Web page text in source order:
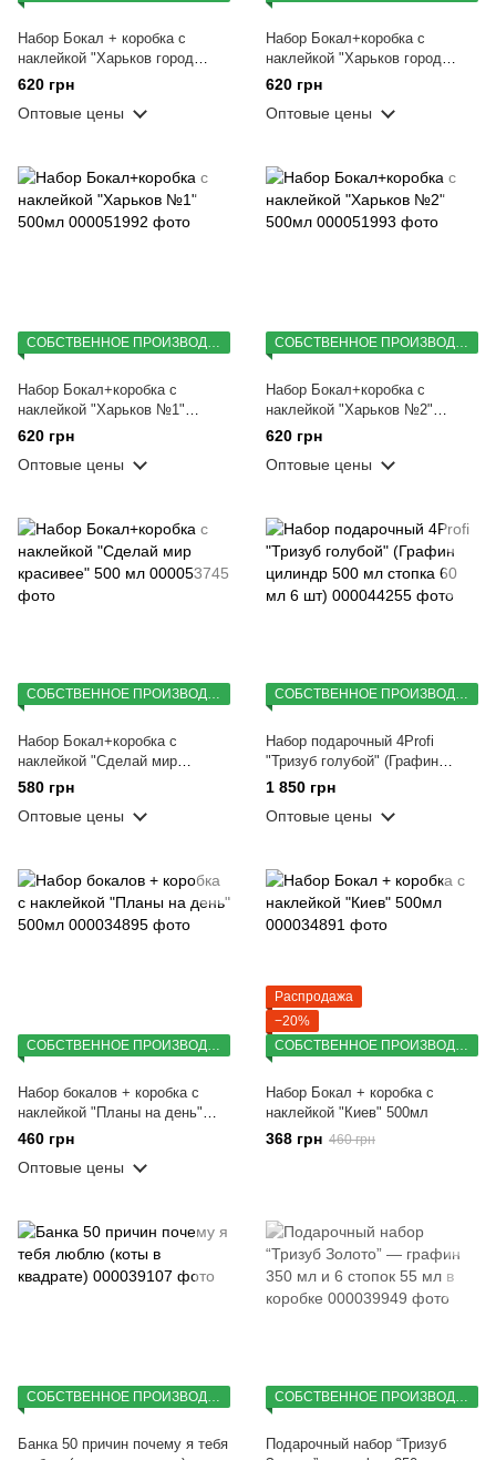
Набор Бокал + коробка с
наклейкой "Харьков город
силы №1" 500мл
620 грн
Оптовые цены
Набор Бокал+коробка с
наклейкой "Харьков город
силы №2" 500мл
620 грн
Оптовые цены
СОБСТВЕННОЕ ПРОИЗВОДСТВО
Набор Бокал+коробка с
наклейкой "Харьков №1"
500мл
620 грн
Оптовые цены
СОБСТВЕННОЕ ПРОИЗВОДСТВО
Набор Бокал+коробка с
наклейкой "Харьков №2"
500мл
620 грн
Оптовые цены
СОБСТВЕННОЕ ПРОИЗВОДСТВО
Набор Бокал+коробка с
наклейкой "Сделай мир
красивее" 500 мл
580 грн
Оптовые цены
СОБСТВЕННОЕ ПРОИЗВОДСТВО
Набор подарочный 4Profi
"Тризуб голубой" (Графин
цилиндр 500 мл стопка 60 мл 6
1 850 грн
Оптовые цены
Набор бокалов + коробка с
наклейкой "Планы на день"
500мл
460 грн
Оптовые цены
Распродажа
−20%
Набор Бокал + коробка с
наклейкой "Киев" 500мл
368 грн 460 грн
Банка 50 причин почему я тебя
Подарочный набор “Тризуб